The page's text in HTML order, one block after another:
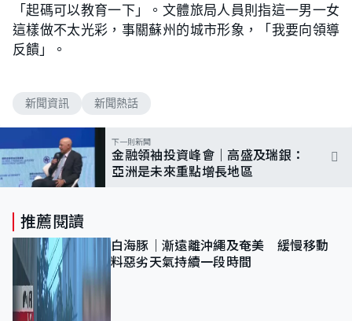
「起碼可以教育一下」。文體旅局人員則指這一男一女
這樣做不太光彩，事關蘇州的城市形象，「我要向領導
反饋」。
新聞資訊 新聞熱話
下一則新聞
金融領袖投資峰會｜高盛及瑞銀：
亞洲是未來重點增長地區
推薦閱讀
白海豚｜漸遠離沖繩及奄美 緩慢移動
料惡劣天氣持續一段時間